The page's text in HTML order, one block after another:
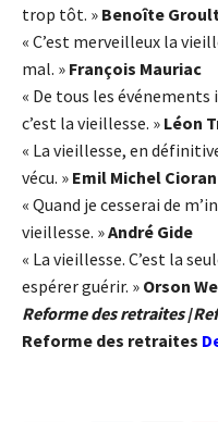
trop tôt. » Benoîte
« C’est merveilleux la
mal. » François Mauriac
« De tous les
c’est la vieillesse. » Léon
« La vieillesse, en
vécu. » Emil Michel Cioran
« Quand je cesserai de
vieillesse. »André Gide
« La vieillesse. C’est la
espérer guérir. » Orson
Reforme des retraites/
Reforme des retraites